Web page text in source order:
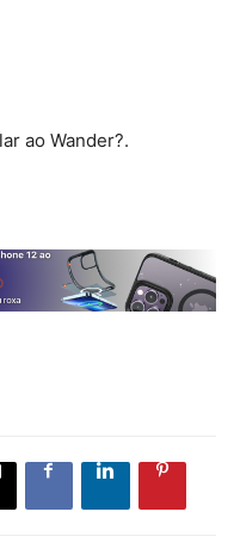
ao Wander?.